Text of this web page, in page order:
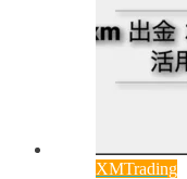
XMTrading